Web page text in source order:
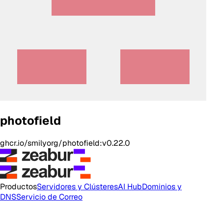
photofield
ghcr.io/smilyorg/photofield:v0.22.0
ProductosServidores y ClústeresAI HubDominios y
DNSServicio de Correo